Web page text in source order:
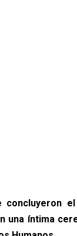
concluyeron
una íntima